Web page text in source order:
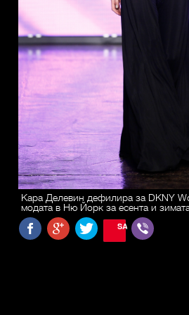
Кара Делевин дефилира за DKNY
модата в Ню Йорк за есента и
SAVE